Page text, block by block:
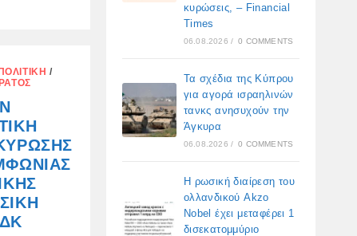
/
κυρώσεις, – Financial
Times
06.08.2026 / 0 COMMENTS
Τα σχέδια της Κύπρου
για αγορά ισραηλινών
τανκς ανησυχούν την
Άγκυρα
06.08.2026 / 0 COMMENTS
Η ρωσική διαίρεση του
ολλανδικού Akzo
Nobel έχει μεταφέρει 1
δισεκατομμύριο